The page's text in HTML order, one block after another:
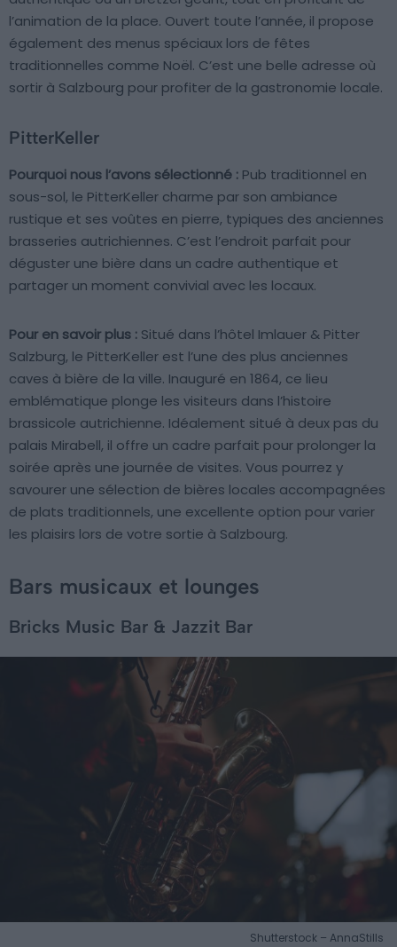
l’animation de la place. Ouvert toute l’année, il propose
également des menus spéciaux lors de fêtes
traditionnelles comme Noël. C’est une belle adresse où
sortir à Salzbourg pour profiter de la gastronomie locale.
PitterKeller
Pourquoi nous l’avons sélectionné : Pub traditionnel en
sous-sol, le PitterKeller charme par son ambiance
rustique et ses voûtes en pierre, typiques des anciennes
brasseries autrichiennes. C’est l’endroit parfait pour
déguster une bière dans un cadre authentique et
partager un moment convivial avec les locaux.
Pour en savoir plus : Situé dans l’hôtel Imlauer & Pitter
Salzburg, le PitterKeller est l’une des plus anciennes
caves à bière de la ville. Inauguré en 1864, ce lieu
emblématique plonge les visiteurs dans l’histoire
brassicole autrichienne. Idéalement situé à deux pas du
palais Mirabell, il offre un cadre parfait pour prolonger la
soirée après une journée de visites. Vous pourrez y
savourer une sélection de bières locales accompagnées
de plats traditionnels, une excellente option pour varier
les plaisirs lors de votre sortie à Salzbourg.
Bars musicaux et lounges
Bricks Music Bar & Jazzit Bar
Shutterstock – AnnaStills